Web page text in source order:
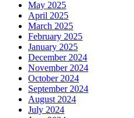
May 2025
April 2025
March 2025
February 2025
January 2025
December 2024
November 2024
October 2024
September 2024
August 2024
July 2024